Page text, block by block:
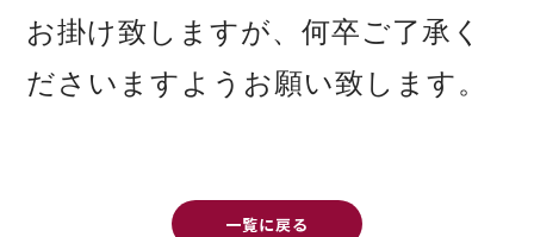
お掛け致しますが、何卒ご了承く
ださいますようお願い致します。
一覧に戻る